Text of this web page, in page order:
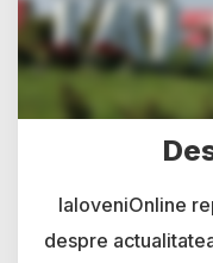
IaloveniOnline
despre